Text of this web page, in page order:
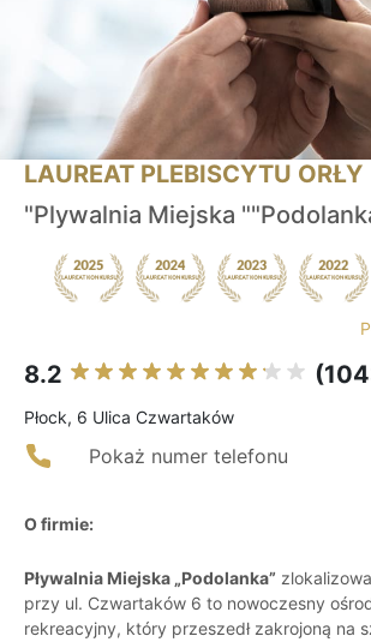
LAUREAT PLEBISCYTU ORŁY
"Plywalnia Miejska
8.2
Płock, 6 Ulica Czwartaków
Pokaż numer telefonu
O firmie:
Pływalnia Miejska „Podolanka”
przy ul. Czwartaków 6 to nowoczesny
rekreacyjny, który przeszedł zakrojoną na